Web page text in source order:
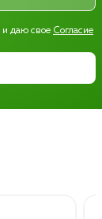
и даю свое Согласие